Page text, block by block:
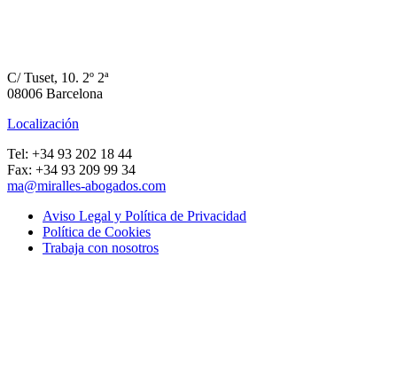
C/ Tuset, 10. 2º 2ª
08006 Barcelona
Localización
Tel: +34 93 202 18 44
Fax: +34 93 209 99 34
ma@miralles-abogados.com
Aviso Legal y Política de Privacidad
Política de Cookies
Trabaja con nosotros